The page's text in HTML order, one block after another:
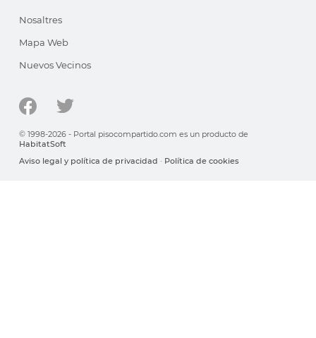
Nosaltres
Mapa Web
Nuevos Vecinos
© 1998-2026 - Portal pisocompartido.com es un producto de
HabitatSoft
Aviso legal y política de privacidad · Política de cookies